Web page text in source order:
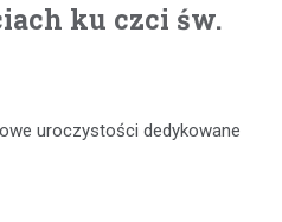
ku czci św.
uroczystości dedykowane